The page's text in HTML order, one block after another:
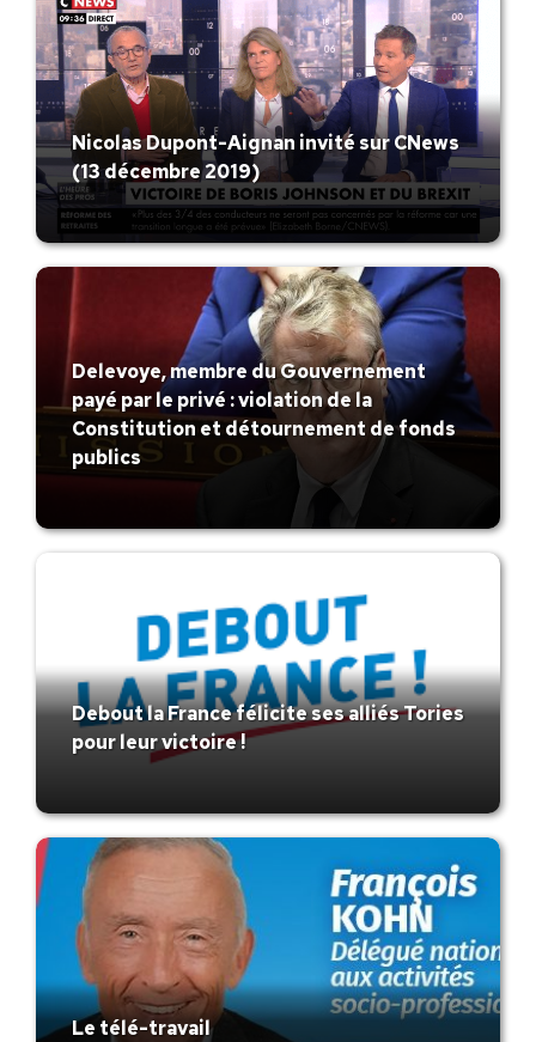
Nicolas Dupont-Aignan invité sur CNews
(13 décembre 2019)
Delevoye, membre du Gouvernement
payé par le privé : violation de la
Constitution et détournement de fonds
publics
Debout la France félicite ses alliés Tories
pour leur victoire !
Le télé-travail